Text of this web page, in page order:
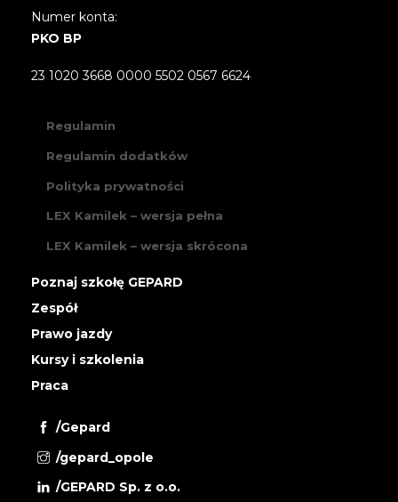
Numer konta:
PKO BP
23 1020 3668 0000 5502 0567 6624
Regulamin
Regulamin dodatków
Polityka prywatności
LEX Kamilek – wersja pełna
LEX Kamilek – wersja skrócona
Poznaj szkołę GEPARD
Zespół
Prawo jazdy
Kursy i szkolenia
Praca
/Gepard
/gepard_opole
/GEPARD Sp. z o.o.